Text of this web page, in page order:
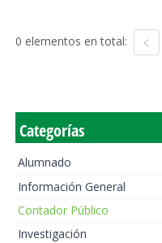
0 elementos en total:
Categorías
Alumnado
Información General
Contador Público
Investigación